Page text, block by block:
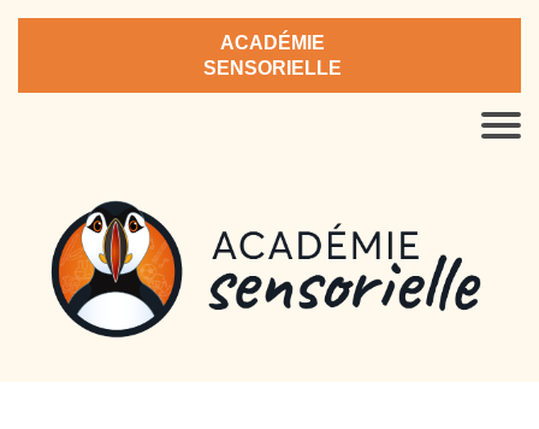
ACADÉMIE
SENSORIELLE